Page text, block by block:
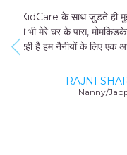
मै फुल टाइम जॉब
मालिश आती थी तो मै
जुड गई और अब में